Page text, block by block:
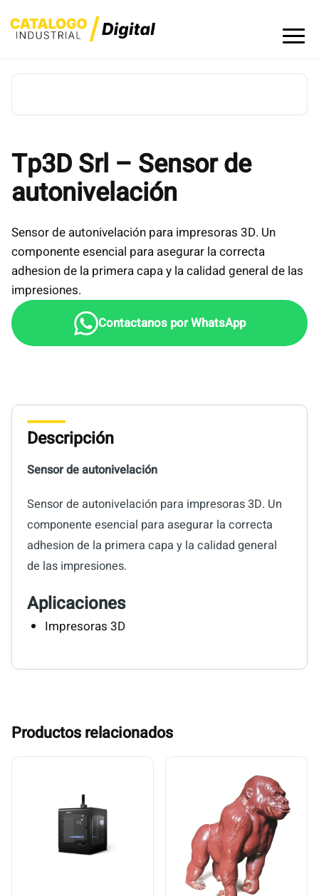
to
Tp3D Srl – Sensor de
autonivelación
Sensor de autonivelación para impresoras 3D. Un
componente esencial para asegurar la correcta
adhesion de la primera capa y la calidad general de las
impresiones.
Descripción
Sensor de autonivelación
Sensor de autonivelación para impresoras 3D. Un
componente esencial para asegurar la correcta
adhesion de la primera capa y la calidad general
de las impresiones.
Aplicaciones
Impresoras 3D
Productos relacionados